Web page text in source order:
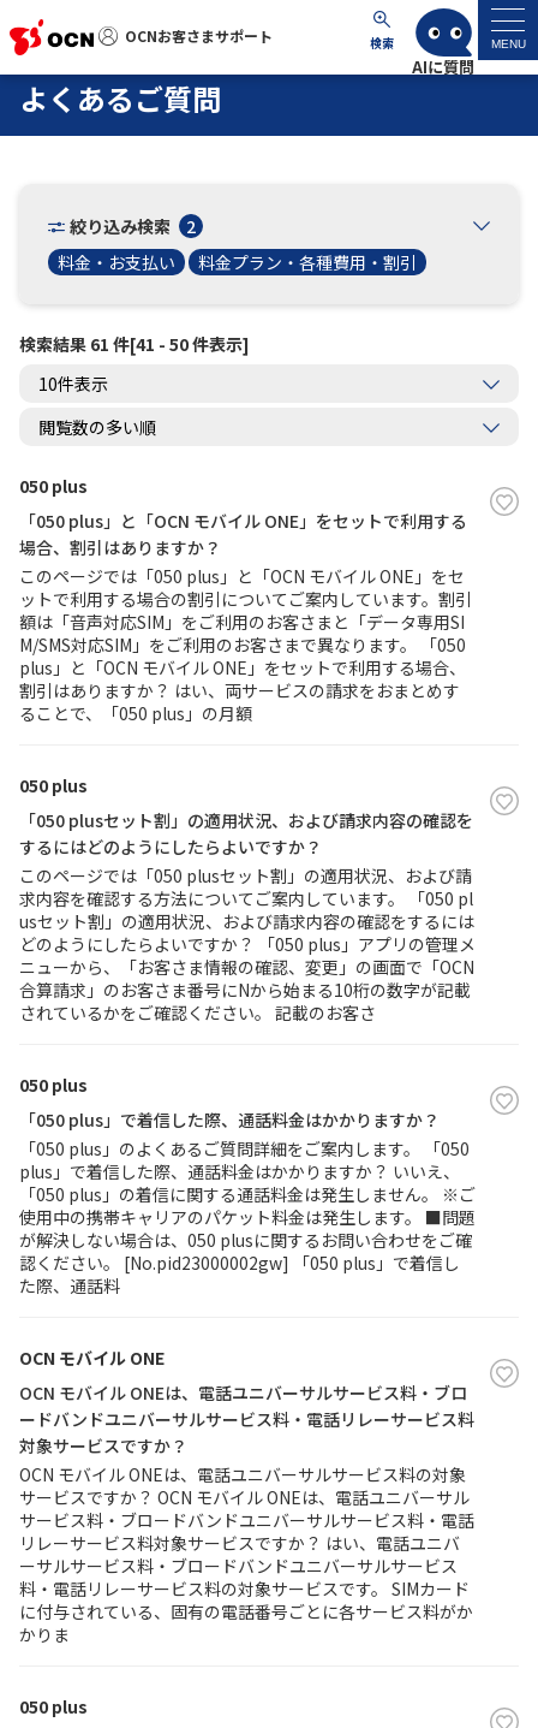
OCNお客さまサポート 検索 MENU
OCNお客さまサポート
サービス名から探す
工事・故障情報
お問い合わせ
履歴・お気に入り
お知らせ サポートサイトの使い方
NTTドコモビジネスのお客さ
よくあるご質問
絞り込み検索
2
料金・お支払い
料金プラン・各種費用・割引
検索結果 61 件[41 - 50 件表示]
050 plus
「050 plus」と「OCN モバイル ONE」をセットで利用する
場合、割引はありますか？
このページでは「050 plus」と「OCN モバイル ONE」をセ
ットで利用する場合の割引についてご案内しています。割引
額は「音声対応SIM」をご利用のお客さまと「データ専用SI
M/SMS対応SIM」をご利用のお客さまで異なります。 「050
plus」と「OCN モバイル ONE」をセットで利用する場合、
割引はありますか？ はい、両サービスの請求をおまとめす
ることで、「050 plus」の月額
050 plus
「050 plusセット割」の適用状況、および請求内容の確認を
するにはどのようにしたらよいですか？
このページでは「050 plusセット割」の適用状況、および請
求内容を確認する方法についてご案内しています。 「050 pl
usセット割」の適用状況、および請求内容の確認をするには
どのようにしたらよいですか？ 「050 plus」アプリの管理メ
ニューから、「お客さま情報の確認、変更」の画面で「OCN
合算請求」のお客さま番号にNから始まる10桁の数字が記載
されているかをご確認ください。 記載のお客さ
050 plus
「050 plus」で着信した際、通話料金はかかりますか？
「050 plus」のよくあるご質問詳細をご案内します。 「050
plus」で着信した際、通話料金はかかりますか？ いいえ、
「050 plus」の着信に関する通話料金は発生しません。 ※ご
使用中の携帯キャリアのパケット料金は発生します。 ■問題
が解決しない場合は、050 plusに関するお問い合わせをご確
認ください。 [No.pid23000002gw] 「050 plus」で着信し
た際、通話料
OCN モバイル ONE
OCN モバイル ONEは、電話ユニバーサルサービス料・ブロ
ードバンドユニバーサルサービス料・電話リレーサービス料
対象サービスですか？
OCN モバイル ONEは、電話ユニバーサルサービス料の対象
サービスですか？ OCN モバイル ONEは、電話ユニバーサル
サービス料・ブロードバンドユニバーサルサービス料・電話
リレーサービス料対象サービスですか？ はい、電話ユニバ
ーサルサービス料・ブロードバンドユニバーサルサービス
料・電話リレーサービス料の対象サービスです。 SIMカード
に付与されている、固有の電話番号ごとに各サービス料がか
かりま
050 plus